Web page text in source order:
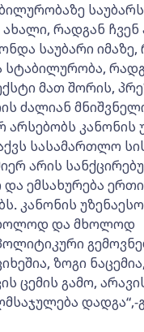
ახალი, რადგან ჩვენ
საუბარი იმაზე,
სტაბილურობა,
მათ შორის,
ძალიან
კანონის
სასამართლო
არის
და ემსახურება
კანონის
და მხოლოდ
ზოგი
ცემის გამო,
დადგა“,-